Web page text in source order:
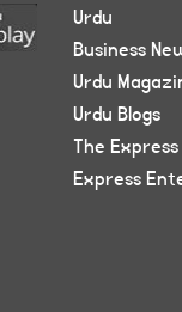
Urdu
Business
Urdu
Urdu Blogs
The
Express